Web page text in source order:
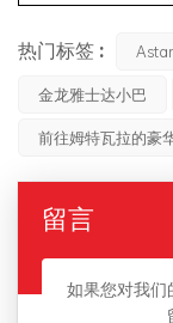
热门标签 :
金龙雅士达小巴
前往姆特瓦拉的豪
留言
如果您对我